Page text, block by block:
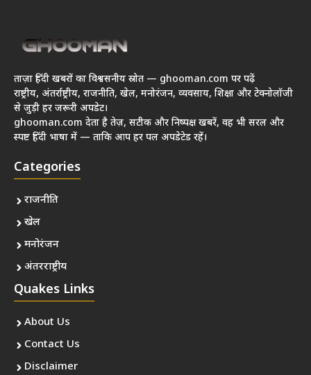
ताज़ा हिंदी खबरों का विश्वसनीय स्रोत — ghooman.com पर पढ़ें
राष्ट्रीय, अंतर्राष्ट्रीय, राजनीति, खेल, मनोरंजन, व्यवसाय, शिक्षा और टेक्नोलॉजी
से जुड़ी हर जरूरी अपडेट।
ghooman.com देता है तेज़, सटीक और निष्पक्ष खबरें, वह भी सरल और
स्पष्ट हिंदी भाषा में — ताकि आप हर पल अपडेटेड रहें।
Categories
राजनीति
खेल
मनोरंजन
अंतरराष्ट्रीय
Quakes Links
About Us
Contact Us
Disclaimer